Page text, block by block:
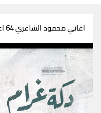
اغاني محمود الشاعري 64 اغنية